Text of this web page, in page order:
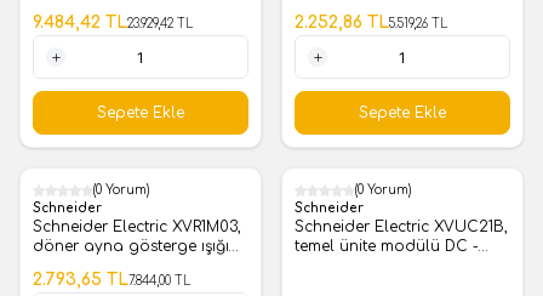
entegre LED, 12...24 V DC
23.929,42
9.484,42 TL
1 Adet
Sepete Ekle
5.519,26
2.252,86 TL
1 Adet
Sepete Ekle
%64
(0 Yorum)
Schneider
Schneider Electric XVR1M03,
döner ayna gösterge ışığı
230 V AC
7.844,00
2.793,65 TL
(0 Yorum)
Schneider
Schneider Electric XVUC21B,
temel ünite modülü DC -